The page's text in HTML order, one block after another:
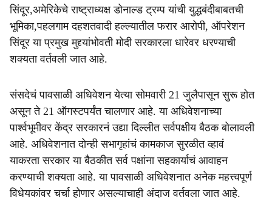
सिंदूर,अमेरिकेचे राष्ट्राध्यक्ष डोनाल्ड ट्रम्प यांची युद्धबंदीबाबतची
भूमिका,पहलगाम दहशतवादी हल्ल्यातील फरार आरोपी, ऑपरेशन
सिंदूर या प्रमुख मुद्द्यांभोवती मोदी सरकारला धारेवर धरण्याची
शक्यता वर्तवली जात आहे.
संसदेचं पावसाळी अधिवेशन येत्या सोमवारी 21 जुलैपासून सुरू होत
असून ते 21 ऑगस्टपर्यंत चालणार आहे. या अधिवेशनाच्या
पार्श्वभूमीवर केंद्र सरकारनं उद्या दिल्लीत सर्वपक्षीय बैठक बोलावली
आहे. अधिवेशनात दोन्ही सभागृहांचं कामकाज सुरळीत व्हावं
याकरता सरकार या बैठकीत सर्व पक्षांना सहकार्याचं आवाहन
करण्याची शक्यता आहे. या पावसाळी अधिवेशनात अनेक महत्त्वपूर्ण
विधेयकांवर चर्चा होणार असल्याचाही अंदाज वर्तवला जात आहे.